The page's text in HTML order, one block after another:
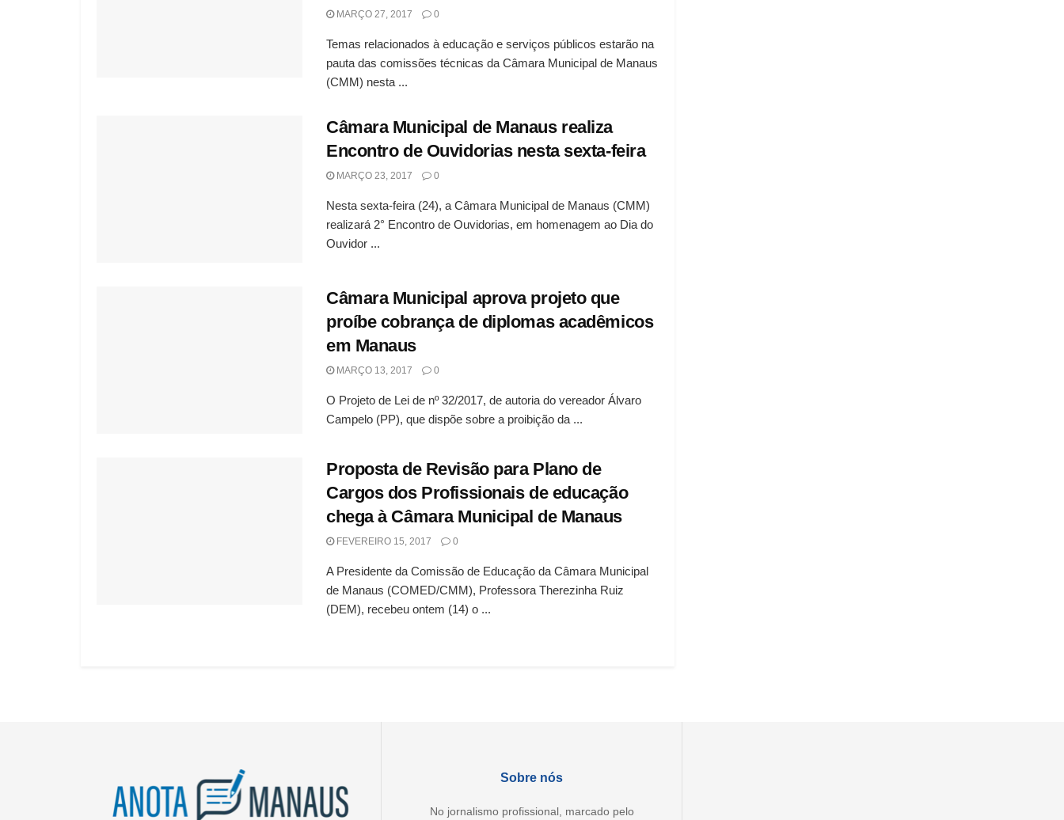
MARÇO 27, 2017 0
Temas relacionados à educação e serviços públicos estarão na
pauta das comissões técnicas da Câmara Municipal de Manaus
(CMM) nesta ...
Câmara Municipal de Manaus realiza
Encontro de Ouvidorias nesta sexta-feira
MARÇO 23, 2017 0
Nesta sexta-feira (24), a Câmara Municipal de Manaus (CMM)
realizará 2° Encontro de Ouvidorias, em homenagem ao Dia do
Ouvidor ...
Câmara Municipal aprova projeto que
proíbe cobrança de diplomas acadêmicos
em Manaus
MARÇO 13, 2017 0
O Projeto de Lei de nº 32/2017, de autoria do vereador Álvaro
Campelo (PP), que dispõe sobre a proibição da ...
Proposta de Revisão para Plano de
Cargos dos Profissionais de educação
chega à Câmara Municipal de Manaus
FEVEREIRO 15, 2017 0
A Presidente da Comissão de Educação da Câmara Municipal
de Manaus (COMED/CMM), Professora Therezinha Ruiz
(DEM), recebeu ontem (14) o ...
Sobre nós
No jornalismo profissional, marcado pelo